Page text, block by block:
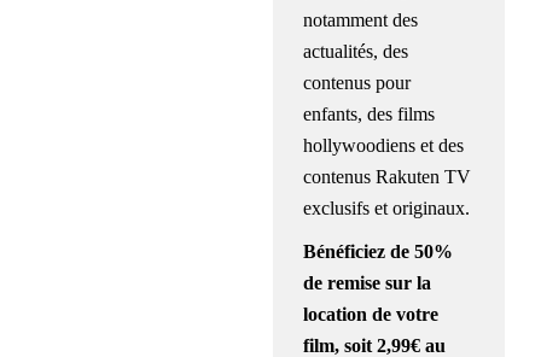
notamment des
actualités, des
contenus pour
enfants, des films
hollywoodiens et des
contenus Rakuten TV
exclusifs et originaux.
Bénéficiez de50%
de remise sur la
location de votre
film, soit 2,99€ au